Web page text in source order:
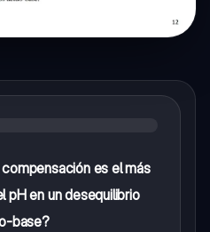
es el más
pH en un desequilibrio
base?